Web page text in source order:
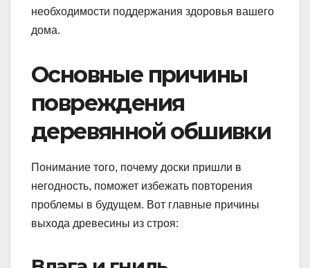
необходимости поддержания здоровья вашего
дома.
Основные причины
повреждения
деревянной обшивки
Понимание того, почему доски пришли в
негодность, поможет избежать повторения
проблемы в будущем. Вот главные причины
выхода древесины из строя: